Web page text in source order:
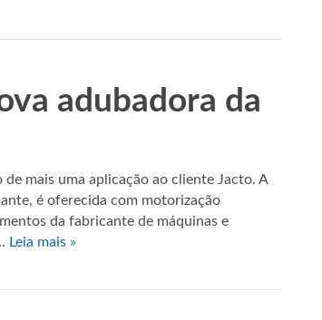
adubadora da
mais uma aplicação ao cliente Jacto. A
é oferecida com motorização
da fabricante de máquinas e
Leia mais »